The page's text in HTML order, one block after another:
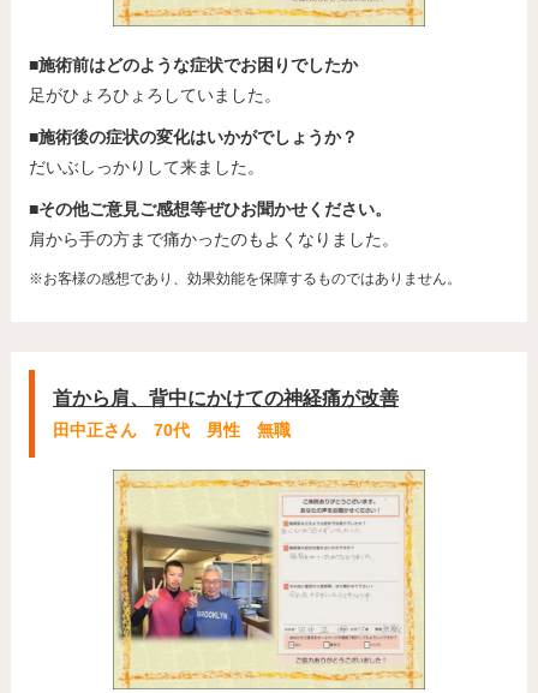
■施術前はどのような症状でお困りでしたか
足がひょろひょろしていました。
■施術後の症状の変化はいかがでしょうか？
だいぶしっかりして来ました。
■その他ご意見ご感想等ぜひお聞かせください。
肩から手の方まで痛かったのもよくなりました。
※お客様の感想であり、効果効能を保障するものではありません。
首から肩、背中にかけての神経痛が改善
田中正さん 70代 男性 無職